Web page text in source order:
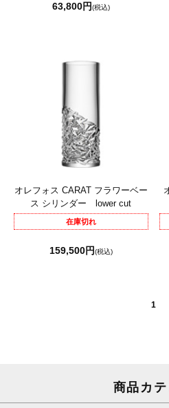
63,800円(税込)
オレフォス CARAT フラワーベー
ス シリンダー lower cut
在庫切れ
159,500円(税込)
1
商品カテ